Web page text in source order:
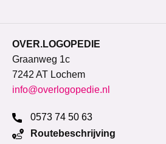
OVER.LOGOPEDIE
Graanweg 1c
7242 AT Lochem
info@overlogopedie.nl
0573 74 50 63
Routebeschrijving